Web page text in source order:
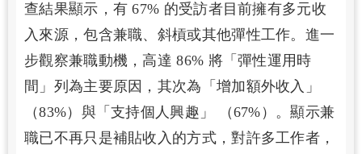
查結果顯示，有 67% 的受訪者目前擁有多元收
入來源，包含兼職、斜槓或其他彈性工作。進一
步觀察兼職動機，高達 86% 將「彈性運用時
間」列為主要原因，其次為「增加額外收入」
（83%）與「支持個人興趣」 （67%）。顯示兼
職已不再只是補貼收入的方式，對許多工作者，